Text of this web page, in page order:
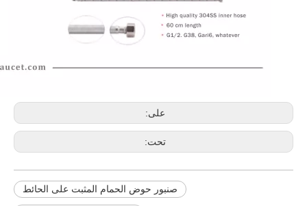
على:
تحت:
صنبور حوض الحمام المثبت على الحائط